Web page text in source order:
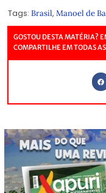
Tags: Brasil, Manoel de
GOSTOU DESTA MATÉRIA?
COMPARTILHE EM TODAS